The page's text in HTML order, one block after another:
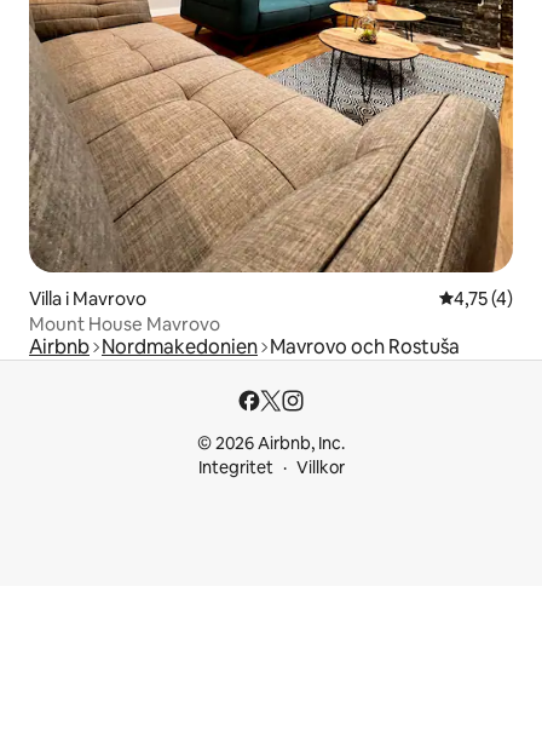
Villa i Mavrovo 4,75 av 5 i
4,75 (4)
Mount House Mavrovo
Airbnb Nordmakedonien Mavrovo och Rostuša
© 2026 Airbnb, Inc.
Integritet
Villkor